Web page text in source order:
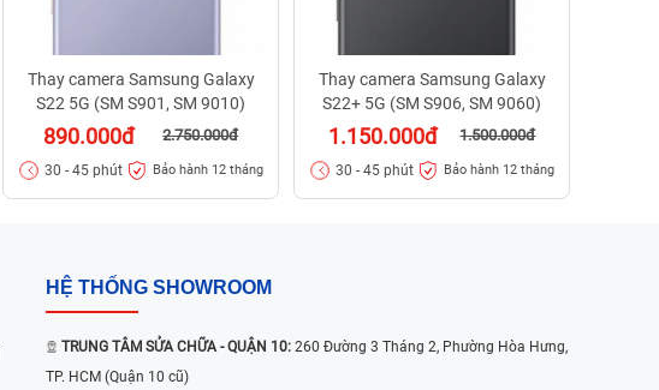
Thay camera Samsung Galaxy
S22 5G (SM S901, SM 9010)
890.000đ 2.750.000đ
30 - 45 phút Bảo hành 12 tháng
Thay camera Samsung Galaxy
S22+ 5G (SM S906, SM 9060)
1.150.000đ 1.500.000đ
30 - 45 phút Bảo hành 12 tháng
HỆ THỐNG SHOWROOM
TRUNG TÂM SỬA CHỮA - QUẬN 10: 260 Đường 3 Tháng 2, Phường Hòa Hưng,
TP. HCM (Quận 10 cũ)